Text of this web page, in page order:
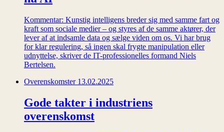
Kommentar: Kunstig intelligens breder sig med samme fart og
kraft som sociale medier – og styres af de samme aktører, der
lever af at indsamle data og sælge viden om os. Vi har brug
for klar regulering, så ingen skal frygte manipulation eller
udnyttelse, skriver de IT-professionelles formand Niels
Bertelsen.
Overenskomster 13.02.2025
Gode takter i industriens
overenskomst